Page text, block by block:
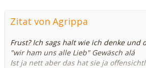
Zitat von Agrippa
Frust? Ich sags halt wie ich denke und
"wir ham uns alle Lieb" Gewäsch alá
Ist ja nett aber das hat sie ja